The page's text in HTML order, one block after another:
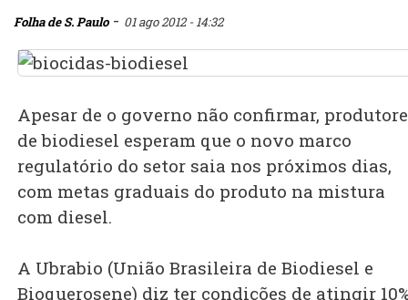
Folha de S. Paulo- 01 ago 2012 - 14:32
Apesar de o governo não confirmar,
de biodiesel esperam que o novo marco
regulatório do setor saia nos próximos dias,
com metas graduais do produto na mistura
com diesel.
A Ubrabio (União Brasileira de Biodiesel e
Bioquerosene) diz ter condições de atingir